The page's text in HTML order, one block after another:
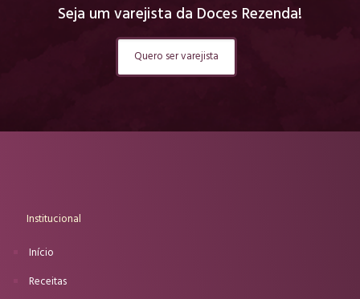
Seja um varejista da Doces Rezenda!
Quero ser varejista
Institucional
Início
Receitas